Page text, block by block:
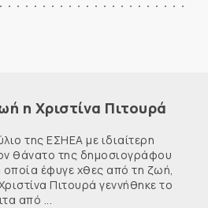
η Χριστίνα Πιτουρά
της ΕΣΗΕΑ με ιδιαίτερη
θάνατο της δημοσιογράφου
οποία έφυγε χθες από τη ζωή,
Πιτουρά γεννήθηκε το
από ...